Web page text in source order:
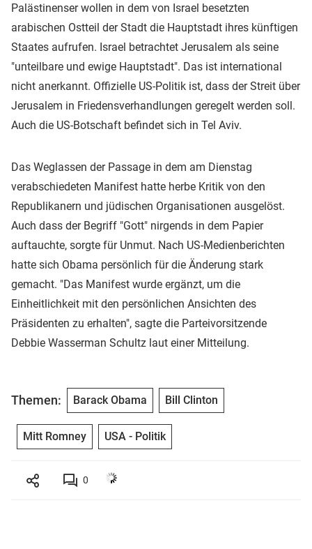
Palästinenser wollen in dem von Israel besetzten
arabischen Ostteil der Stadt die Hauptstadt ihres künftigen
Staates aufrufen. Israel betrachtet Jerusalem als seine
"unteilbare und ewige Hauptstadt". Das ist international
nicht anerkannt. Offizielle US-Politik ist, dass der Streit über
Jerusalem in Friedensverhandlungen geregelt werden soll.
Auch die US-Botschaft befindet sich in Tel Aviv.
Das Weglassen der Passage in dem am Dienstag
verabschiedeten Manifest hatte herbe Kritik von den
Republikanern und jüdischen Organisationen ausgelöst.
Auch dass der Begriff "Gott" nirgends in dem Papier
auftauchte, sorgte für Unmut. Nach US-Medienberichten
hatte sich Obama persönlich für die Änderung stark
gemacht. "Das Manifest wurde ergänzt, um die
Einheitlichkeit mit den persönlichen Ansichten des
Präsidenten zu erhalten", sagte die Parteivorsitzende
Debbie Wasserman Schultz laut einer Mitteilung.
Themen: Barack Obama Bill Clinton
Mitt Romney USA - Politik
0